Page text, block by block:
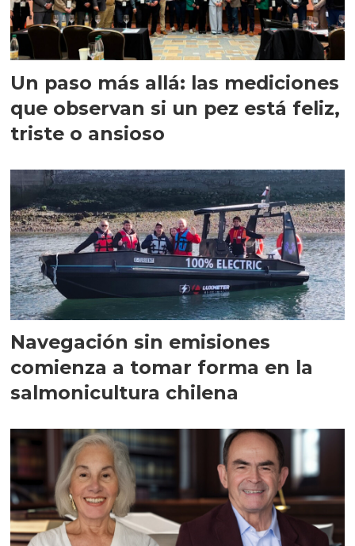
Un paso más allá: las mediciones
que observan si un pez está feliz,
triste o ansioso
Navegación sin emisiones
comienza a tomar forma en la
salmonicultura chilena